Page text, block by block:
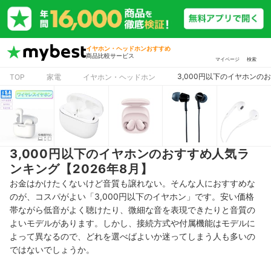
イヤホン・ヘッドホンおすすめ
商品比較サービス
マイページ 検索
TOP 家電 イヤホン・ヘッドホン 3,000円以下のイヤホンの
3,000円以下のイヤホンのおすすめ人気ラ
ンキング【2026年8月】
お金はかけたくないけど音質も譲れない。そんな人におすすめな
のが、コスパがよい「3,000円以下のイヤホン」です。安い価格
帯ながら低音がよく聴けたり、微細な音を表現できたりと音質の
よいモデルがあります。しかし、接続方式や付属機能はモデルに
よって異なるので、どれを選べばよいか迷ってしまう人も多いの
ではないでしょうか。